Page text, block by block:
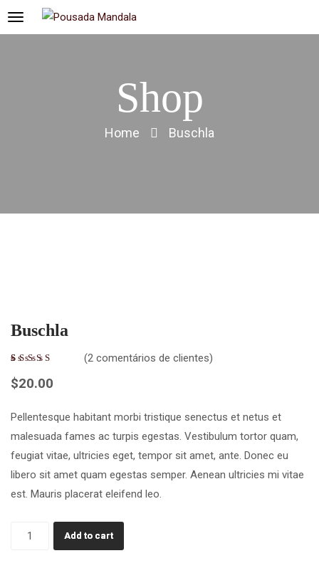
Shop
Home Buschla
Buschla
1 (2 comentários de clientes)
$20.00
Pellentesque habitant morbi tristique senectus et netus et
malesuada fames ac turpis egestas. Vestibulum tortor quam,
feugiat vitae, ultricies eget, tempor sit amet, ante. Donec eu
libero sit amet quam egestas semper. Aenean ultricies mi vitae
est. Mauris placerat eleifend leo.
Buschla
Add to cart